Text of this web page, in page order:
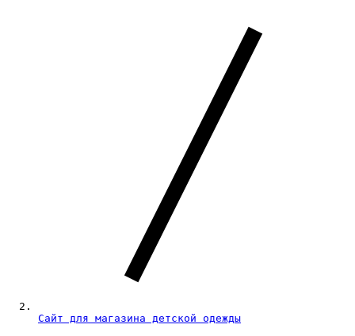
Сайт для магазина детской одежды